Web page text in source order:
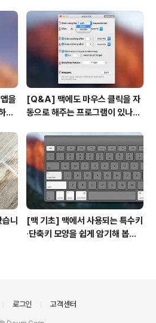
을
는
[Q&A] 맥에도 마우스 클릭을 자
동으로 해주는 프로그램이 있나
니
[맥 기초] 맥에서 사용되는 특수키
∙단축키 모양을 쉽게 암기해 봅시
로그인 고객센터